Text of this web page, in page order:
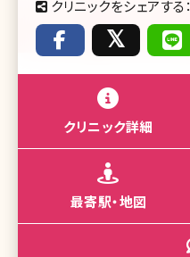
クリニックをシェアする：
クリニック詳細
最寄駅・地図